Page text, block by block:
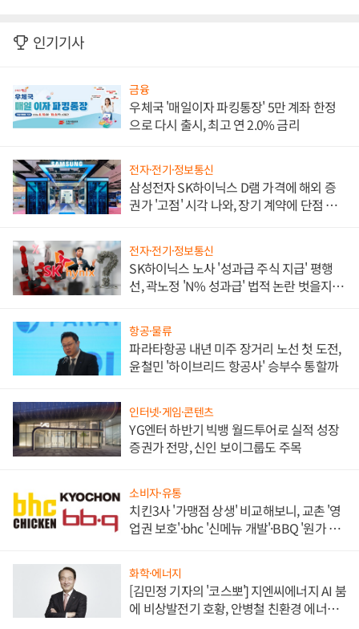
인기기사
금융
우체국 '매일이자 파킹통장' 5만 계좌 한정
으로 다시 출시, 최고 연 2.0% 금리
전자·전기·정보통신
삼성전자 SK하이닉스 D램 가격에 해외 증
권가 '고점' 시각 나와, 장기 계약에 단점 부
전자·전기·정보통신
SK하이닉스 노사 '성과급 주식 지급' 평행
선, 곽노정 'N% 성과급' 법적 논란 벗을지 주
항공·물류
파라타항공 내년 미주 장거리 노선 첫 도전,
윤철민 '하이브리드 항공사' 승부수 통할까
인터넷·게임·콘텐츠
YG엔터 하반기 빅뱅 월드투어로 실적 성장
증권가 전망, 신인 보이그룹도 주목
소비자·유통
치킨3사 '가맹점 상생' 비교해보니, 교촌 '영
업권 보호'·bhc '신메뉴 개발'·BBQ '원가 부
화학·에너지
[김민정 기자의 '코스뽀'] 지엔씨에너지 AI 붐
에 비상발전기 호황, 안병철 친환경 에너지